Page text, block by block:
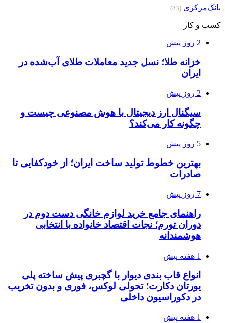
بانک‌مرکزی (83)
کسب و کار
2 روز پیش
خزانه طلا؛ نسل جدید معاملات طلای آب‌شده در
ایران
2 روز پیش
سیگنال ارز دیجیتال با هوش مصنوعی چیست و
چگونه کار می‌کند؟
5 روز پیش
بهترین خطوط تولید ساخت ایران؛ از خودکفایی تا
صادرات
7 روز پیش
راهنمای جامع خرید لوازم خانگی دست دوم در
دوران تورم؛ نجات اقتصاد خانواده با انتخابی
هوشمندانه
1 هفته پیش
انواع قاب بندی دیوار با گچبری پیش ساخته پلی
یورتان دکارت؛ تحولی لوکس، فوری و بدون تخریب
در دکوراسیون داخلی
1 هفته پیش